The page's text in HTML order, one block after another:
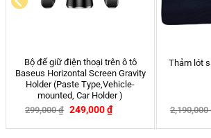
Găng tay rửa xe ô tô chuyên dụng
mẫu 2
55,000₫
Ốp Chìa